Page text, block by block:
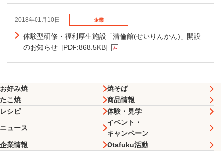
2018年01月10日 企業
体験型研修・福利厚生施設「清倫館(せいりんかん)」開設
のお知らせ [PDF:868.5KB]
お好み焼
焼そば
たこ焼
商品情報
レシピ
体験・見学
ニュース
イベント・
キャンペーン
企業情報
Otafuku活動